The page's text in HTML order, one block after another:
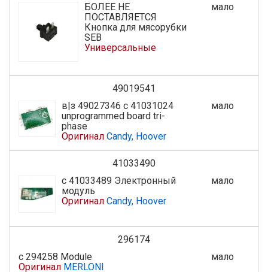
БОЛЕЕ НЕ
ПОСТАВЛЯЕТСЯ
Кнопка для мясорубки
SEB
Универсальные
мало
49019541
в|з 49027346 с 41031024
unprogrammed board tri-
phase
Оригинал Candy, Hoover
мало
41033490
с 41033489 Электронный
модуль
Оригинал Candy, Hoover
мало
296174
с 294258 Module
Оригинал MERLONI
мало